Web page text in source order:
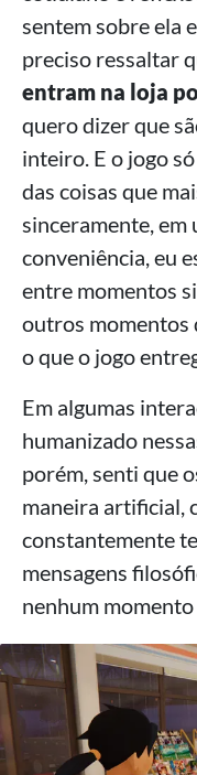
sentem sobre ela
preciso ressaltar
entram na loja
quero dizer que
inteiro. E o jogo
das coisas que
sinceramente, em
conveniência, eu
entre momentos
outros momentos
o que o jogo
Em algumas
humanizado
porém, senti que
maneira artificial,
constantemente
mensagens
nenhum